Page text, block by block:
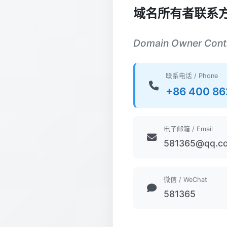
域名所有者联系
Domain Owner
联系电话 / Phone
+86 400
电子邮箱 / Email
微信 / WeChat
581365